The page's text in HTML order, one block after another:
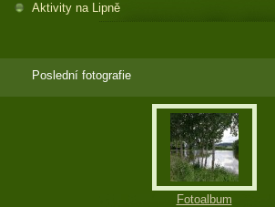
Aktivity na Lipně
Poslední fotografie
Fotoalbum